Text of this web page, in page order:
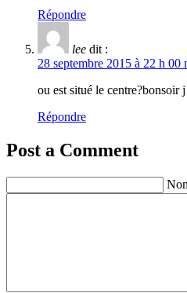
Répondre
lee dit :
28 septembre 2015 à 22 h 00
ou est situé le centre?bonsoir
Répondre
Post a Comment